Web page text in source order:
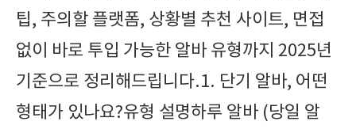
팁, 주의할 플랫폼, 상황별 추천 사이트, 면접
없이 바로 투입 가능한 알바 유형까지 2025년
기준으로 정리해드립니다.1. 단기 알바, 어떤
형태가 있나요?유형 설명하루 알바 (당일 알